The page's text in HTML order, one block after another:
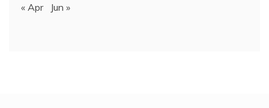
« Apr Jun »